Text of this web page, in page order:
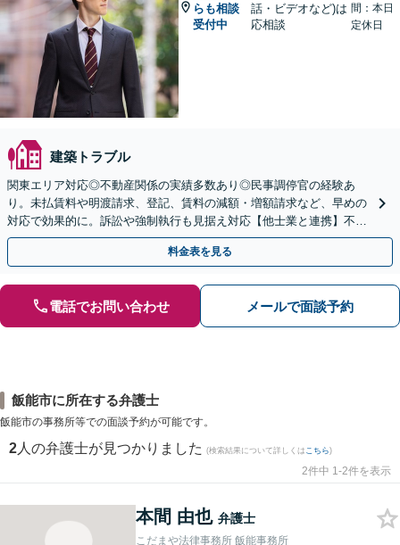
らも相談
受付中
話・ビデオなど)は
応相談
間：本日
定休日
建築トラブル
関東エリア対応◎不動産関係の実績多数あり◎民事調停官の経験あ
り。未払賃料や明渡請求、登記、賃料の減額・増額請求など、早めの
対応で効果的に。訴訟や強制執行も見据え対応【他士業と連携】不動
産登記・税関係も対応！十数年前の仮登記抹消請求の実績も◎
料金表を見る
電話でお問い合わせ メールで面談予約
飯能市に所在する弁護士
飯能市の事務所等での面談予約が可能です。
2 人の弁護士が見つかりました (検索結果について詳しくは こちら)
2件中 1-2件を表示
本間 由也 弁護士
こだまや法律事務所 飯能事務所